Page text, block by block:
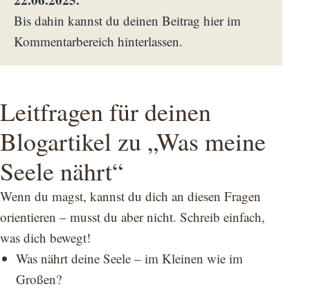
Bis dahin kannst du deinen Beitrag hier im
Kommentarbereich hinterlassen.
Leitfragen für deinen
Blogartikel zu „Was meine
Seele nährt“
Wenn du magst, kannst du dich an diesen Fragen
orientieren – musst du aber nicht. Schreib einfach,
was dich bewegt!
Was nährt deine Seele – im Kleinen wie im
Großen?